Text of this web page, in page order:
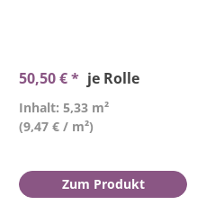
50,50 € * je Rolle
Inhalt: 5,33 m²
(9,47 € / m²)
Zum Produkt